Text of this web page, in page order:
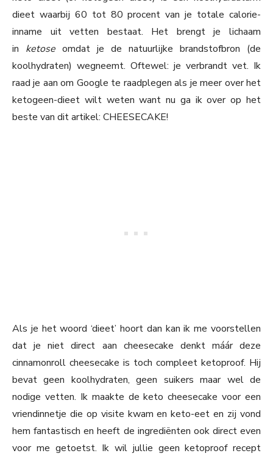
dieet waarbij 60 tot 80 procent van je totale calorie-
inname uit vetten bestaat. Het brengt je lichaam
in ketose omdat je de natuurlijke brandstofbron (de
koolhydraten) wegneemt. Oftewel: je verbrandt vet. Ik
raad je aan om Google te raadplegen als je meer over het
ketogeen-dieet wilt weten want nu ga ik over op het
beste van dit artikel: CHEESECAKE!
Als je het woord ‘dieet’ hoort dan kan ik me voorstellen
dat je niet direct aan cheesecake denkt máár deze
cinnamonroll cheesecake is toch compleet ketoproof. Hij
bevat geen koolhydraten, geen suikers maar wel de
nodige vetten. Ik maakte de keto cheesecake voor een
vriendinnetje die op visite kwam en keto-eet en zij vond
hem fantastisch en heeft de ingrediënten ook direct even
voor me getoetst. Ik wil jullie geen ketoproof recept